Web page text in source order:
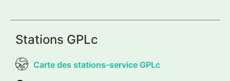
Stations GPLc
Carte des stations-service GPLc